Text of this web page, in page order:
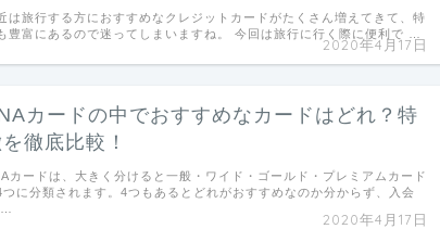
2020年4月17日
は旅行する方におすすめなクレジットカードがたくさん増えてきて、特
豊富にあるので迷ってしまいますね。 今回は旅行に行く際に便利で …
カードの中でおすすめなカードはどれ？特
徹底比較！
2020年4月17日
カードは、大きく分けると一般・ワイド・ゴールド・プレミアムカード
つに分類されます。4つもあるとどれがおすすめなのか分からず、入会